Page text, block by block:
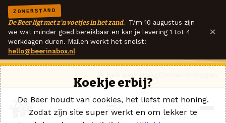
ZOMERSTAND
De Beer ligt met z'n voetjes in het zand. T/m 10 augustus zijn
we wat minder goed bereikbaar en kan je levering 1 tot 4
werkdagen duren. Mailen werkt het snelst:
hello@beerinabox.nl
×
Koekje erbij?
De Beer houdt van cookies, het liefst met honing.
Zodat zijn site super werkt en om lekker te